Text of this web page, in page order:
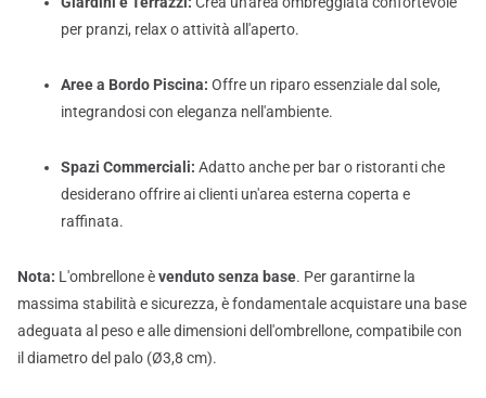
per pranzi, relax o attività all'aperto.
Aree a Bordo Piscina: Offre un riparo essenziale dal sole,
integrandosi con eleganza nell'ambiente.
Spazi Commerciali: Adatto anche per bar o ristoranti che
desiderano offrire ai clienti un'area esterna coperta e
raffinata.
Nota: L'ombrellone èvenduto senza base. Per garantirne la
massima stabilità e sicurezza, è fondamentale acquistare una base
adeguata al peso e alle dimensioni dell'ombrellone, compatibile con
il diametro del palo (Ø3,8 cm).